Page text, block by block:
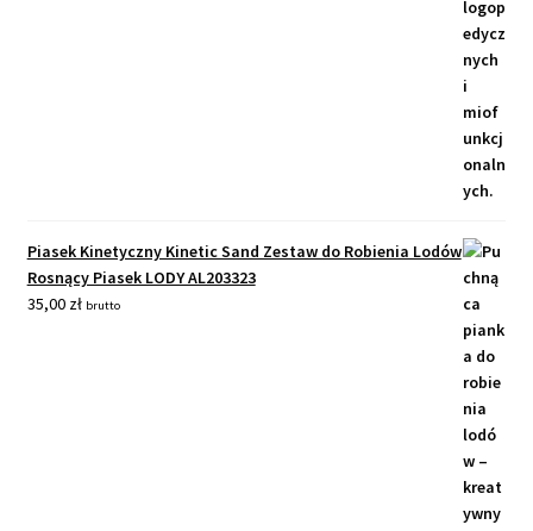
Piasek Kinetyczny Kinetic Sand Zestaw do Robienia Lodów
Rosnący Piasek LODY AL203323
35,00 zł brutto